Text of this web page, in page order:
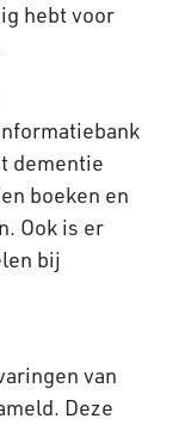
hebt voor
dementie
boeken en
Ook is er
bij
van
Deze